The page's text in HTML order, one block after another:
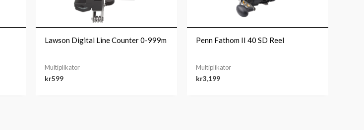
Lawson Digital Line Counter 0-999m
Multiplikator
kr599
Penn Fathom II 40 SD Reel
Multiplikator
kr3,199